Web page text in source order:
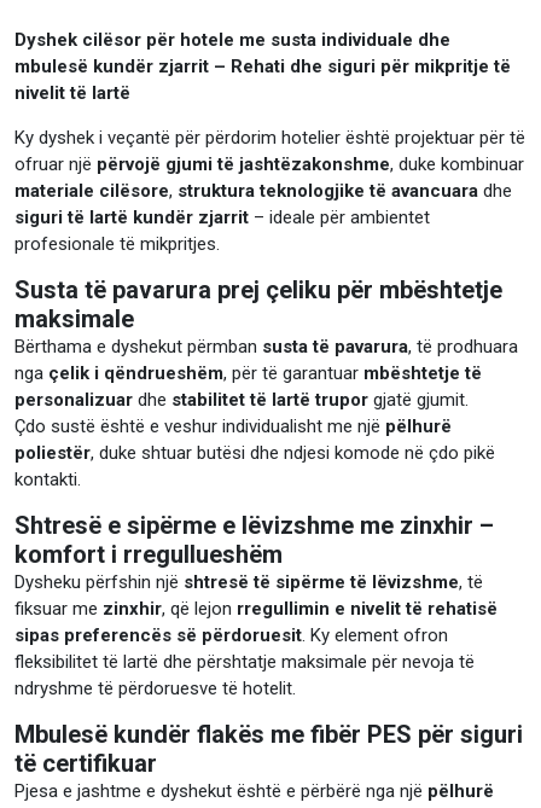
Dyshek cilësor për hotele me susta individuale dhe
mbulesë kundër zjarrit – Rehati dhe siguri për mikpritje të
nivelit të lartë
Ky dyshek i veçantë për përdorim hotelier është projektuar për të
ofruar një përvojë gjumi të jashtëzakonshme, duke kombinuar
materiale cilësore, struktura teknologjike të avancuara dhe
siguri të lartë kundër zjarrit – ideale për ambientet
profesionale të mikpritjes.
Susta të pavarura prej çeliku për mbështetje
maksimale
Bërthama e dyshekut përmban susta të pavarura, të prodhuara
nga çelik i qëndrueshëm, për të garantuar mbështetje të
personalizuar dhe stabilitet të lartë trupor gjatë gjumit.
Çdo sustë është e veshur individualisht me një pëlhurë
poliestër, duke shtuar butësi dhe ndjesi komode në çdo pikë
kontakti.
Shtresë e sipërme e lëvizshme me zinxhir –
komfort i rregullueshëm
Dysheku përfshin një shtresë të sipërme të lëvizshme, të
fiksuar me zinxhir, që lejon rregullimin e nivelit të rehatisë
sipas preferencës së përdoruesit. Ky element ofron
fleksibilitet të lartë dhe përshtatje maksimale për nevoja të
ndryshme të përdoruesve të hotelit.
Mbulesë kundër flakës me fibër PES për siguri
të certifikuar
Pjesa e jashtme e dyshekut është e përbërë nga një pëlhurë